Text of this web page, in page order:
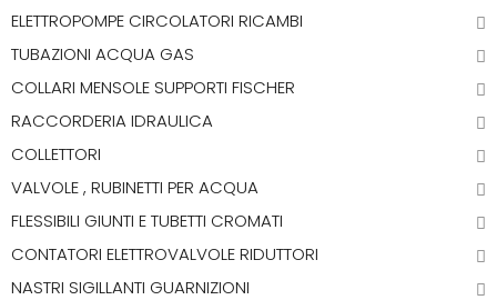
ELETTROPOMPE CIRCOLATORI RICAMBI
TUBAZIONI ACQUA GAS
COLLARI MENSOLE SUPPORTI FISCHER
RACCORDERIA IDRAULICA
COLLETTORI
VALVOLE , RUBINETTI PER ACQUA
FLESSIBILI GIUNTI E TUBETTI CROMATI
CONTATORI ELETTROVALVOLE RIDUTTORI
NASTRI SIGILLANTI GUARNIZIONI